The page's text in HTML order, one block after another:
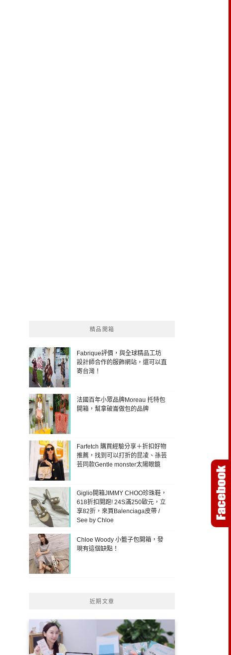
精品開箱
Fabrique評價，與全球精品工坊
設計師合作的服飾網站，還可以直
寄台灣！
法國百年小眾品牌Moreau 托特包
開箱，幫拿破崙做包的品牌
Farfetch 購買經驗分享＋折扣好物
推薦，找到可以打折的昆凌、孫芸
芸同款Gentle monster太陽眼鏡
Giglio開箱JIMMY CHOO珍珠鞋，
618折扣開跑! 24S滿250歐元，立
享82折，來買Balenciaga皮帶 /
See by Chloe
Chloe Woody 小籃子包開箱，發
現有這個缺點！
近期文章